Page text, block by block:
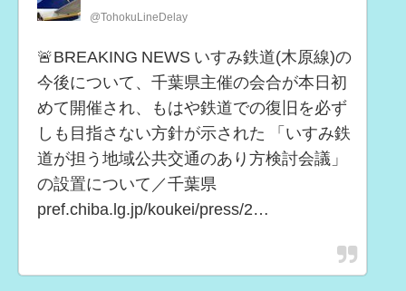
@TohokuLineDelay
🚨BREAKING NEWS いすみ鉄道(木原線)の
今後について、千葉県主催の会合が本日初
めて開催され、もはや鉄道での復旧を必ず
しも目指さない方針が示された 「いすみ鉄
道が担う地域公共交通のあり方検討会議」
の設置について／千葉県
pref.chiba.lg.jp/koukei/press/2…